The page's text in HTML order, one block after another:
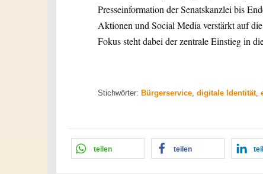
Presseinformation der Senatskanzlei bis
Aktionen und Social Media verstärkt auf
Fokus steht dabei der zentrale Einstieg in
Stichwörter: Bürgerservice digitale Identität,
teilen teilen